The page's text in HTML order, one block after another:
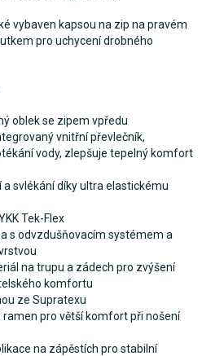
vybaven kapsou na zip na pravém
pro uchycení drobného
oblek se zipem vpředu
vnitřní převlečník,
vody, zlepšuje tepelný komfort
a svlékání díky ultra elastickému
Tek-Flex
s odvzdušňovacím systémem a
na trupu a zádech pro zvýšení
komfortu
ze Supratexu
ramen pro větší komfort při nošení
na zápěstích pro stabilní